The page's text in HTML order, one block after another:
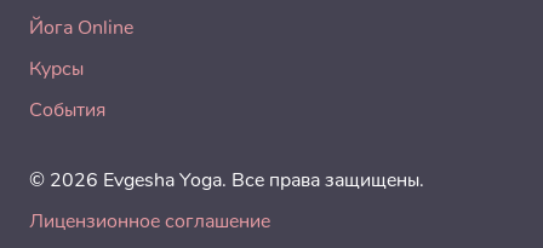
Йога Online
Курсы
События
© 2026 Evgesha Yoga. Все права защищены.
Лицензионное соглашение